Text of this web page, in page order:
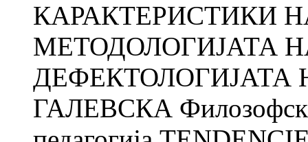
КАРАКТЕРИСТИКИ
МЕТОДОЛОГИЈАТА
ДЕФЕКТОЛОГИЈАТА
ГАЛЕВСКА